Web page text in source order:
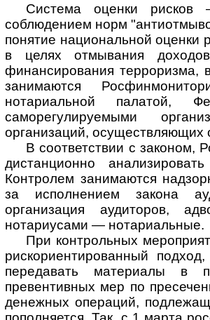
Система оценки
соблюдением норм
понятие национальной оценки
в целях отмывания
финансирования терроризма,
занимаются
нотариальной палатой,
саморегулируемыми
организаций, осуществляющих
В соответствии с законом,
дистанционно
Контролем занимаются
за исполнением закона
организация аудиторов,
нотариусами — нотариальные.
При контрольных
рискориентированный
передавать материалы в
превентивных мер по
денежных операций,